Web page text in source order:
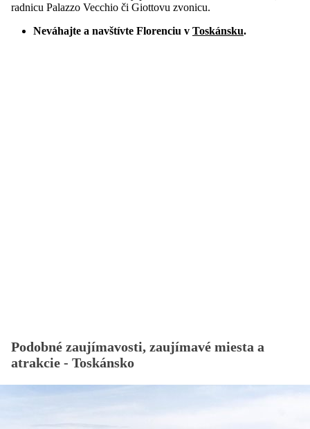
radnicu Palazzo Vecchio či Giottovu zvonicu.
Neváhajte a navštívte Florenciu v Toskánsku.
Podobné zaujímavosti, zaujímavé miesta a
atrakcie - Toskánsko